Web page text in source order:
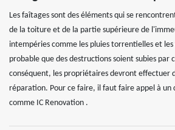
Les faîtages sont des éléments qui se
de la toiture et de la partie supérieure de
intempéries comme les pluies torrentielles et
probable que des destructions soient subies par
conséquent, les propriétaires devront effectuer
réparation. Pour ce faire, il faut faire appel à un
comme IC Renovation .